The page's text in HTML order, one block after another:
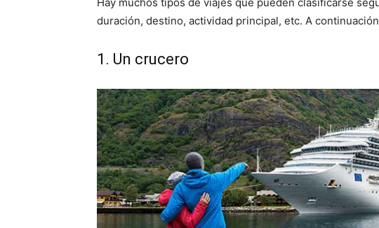
duración, destino, actividad principal, etc. A
1. Un crucero